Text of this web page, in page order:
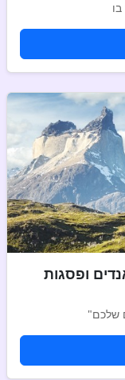
ופסגות
שלכם"